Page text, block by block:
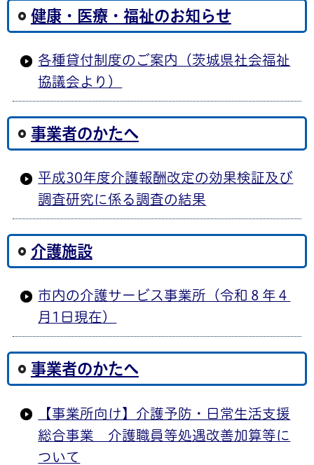
健康・医療・福祉のお知らせ
各種貸付制度のご案内（茨城県社会福祉
協議会より）
事業者のかたへ
平成30年度介護報酬改定の効果検証及び
調査研究に係る調査の結果
介護施設
市内の介護サービス事業所（令和８年４
月1日現在）
事業者のかたへ
【事業所向け】介護予防・日常生活支援
総合事業 介護職員等処遇改善加算等に
ついて